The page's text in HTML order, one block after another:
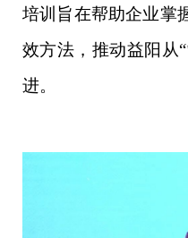
培训旨在帮助企业掌
效方法，推动益阳从
进。